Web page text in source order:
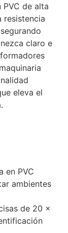
de alta
resistencia
claro e
eleva el
en PVC
ambientes
de 20 x